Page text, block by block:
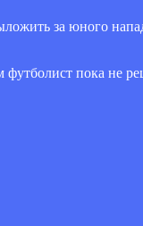
за юного
пока не